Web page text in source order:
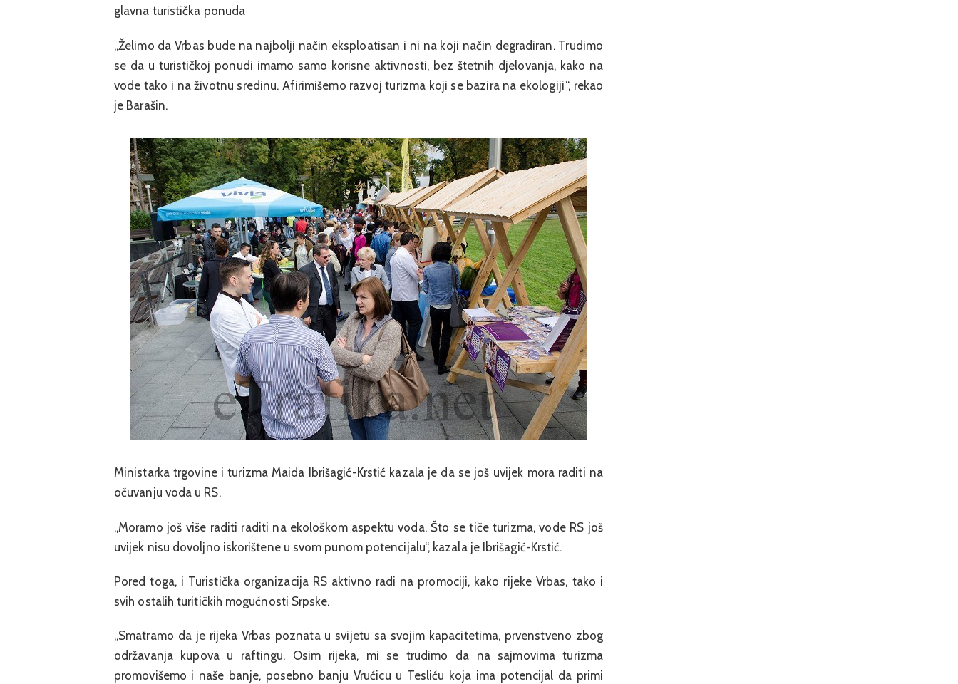
glavna turistička ponuda
„Želimo da Vrbas bude na najbolji način eksploatisan i ni na koji način degradiran. Trudimo
se da u turističkoj ponudi imamo samo korisne aktivnosti, bez štetnih djelovanja, kako na
vode tako i na životnu sredinu. Afirimišemo razvoj turizma koji se bazira na ekologiji“, rekao
je Barašin.
Ministarka trgovine i turizma Maida Ibrišagić-Krstić kazala je da se još uvijek mora raditi na
očuvanju voda u RS.
„Moramo još više raditi raditi na ekološkom aspektu voda. Što se tiče turizma, vode RS još
uvijek nisu dovoljno iskorištene u svom punom potencijalu“, kazala je Ibrišagić-Krstić.
Pored toga, i Turistička organizacija RS aktivno radi na promociji, kako rijeke Vrbas, tako i
svih ostalih turitičkih mogućnosti Srpske.
„Smatramo da je rijeka Vrbas poznata u svijetu sa svojim kapacitetima, prvenstveno zbog
održavanja kupova u raftingu. Osim rijeka, mi se trudimo da na sajmovima turizma
promovišemo i naše banje, posebno banju Vrućicu u Tesliću koja ima potencijal da primi